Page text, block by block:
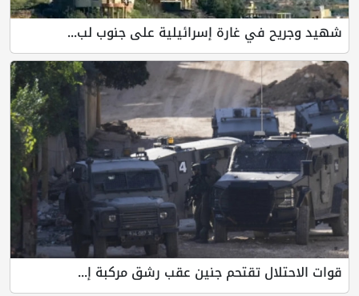
شهيد وجريح في غارة إسرائيلية على جنوب لب...
قوات الاحتلال تقتحم جنين عقب رشق مركبة إ...